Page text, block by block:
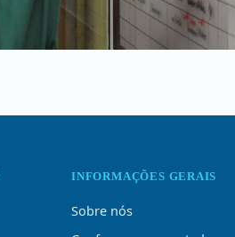
INFORMAÇÕES GERAIS
Sobre nós